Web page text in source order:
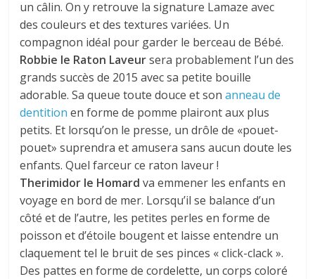
un câlin. On y retrouve la signature Lamaze avec
des couleurs et des textures variées. Un
compagnon idéal pour garder le berceau de Bébé.
Robbie le Raton Laveursera probablement l’un des
grands succès de 2015 avec sa petite bouille
adorable. Sa queue toute douce et sonanneau de
dentition en forme de pomme plairont aux plus
petits. Et lorsqu’on le presse, un drôle de «pouet-
pouet» suprendra et amusera sans aucun doute les
enfants. Quel farceur ce raton laveur !
Therimidor le Homard va emmener les enfants en
voyage en bord de mer. Lorsqu’il se balance d’un
côté et de l’autre, les petites perles en forme de
poisson et d’étoile bougent et laisse entendre un
claquement tel le bruit de ses pinces « click-clack ».
Des pattes en forme de cordelette, un corps coloré